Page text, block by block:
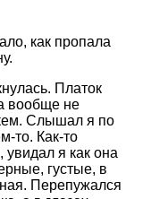
как пропала
Платок
вообще не
Слышал я по
то. Как-то
увидал я как она
густые, в
Перепужался